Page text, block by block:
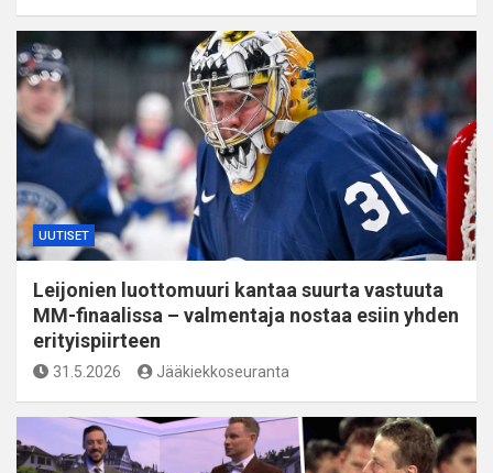
UUTISET
Leijonien luottomuuri kantaa suurta vastuuta
MM-finaalissa – valmentaja nostaa esiin yhden
erityispiirteen
31.5.2026 Jääkiekkoseuranta